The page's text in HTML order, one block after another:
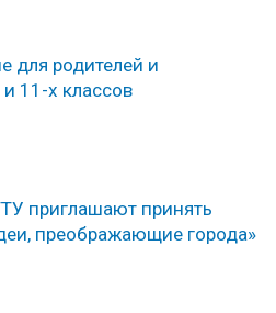
для родителей и
11-х классов
приглашают принять
преображающие города»